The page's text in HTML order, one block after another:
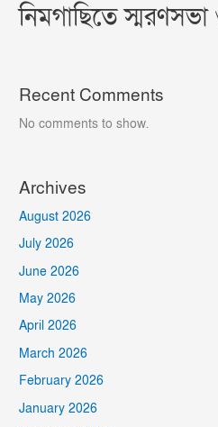
নিমগাছিতে স্মরণসভা
Recent Comments
No comments to show.
Archives
August 2026
July 2026
June 2026
May 2026
April 2026
March 2026
February 2026
January 2026